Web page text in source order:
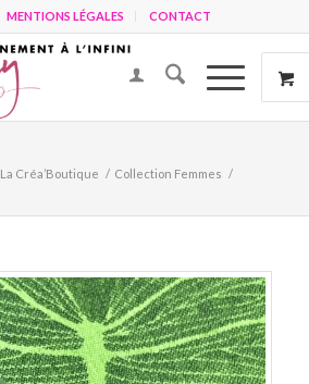
MENTIONS LÉGALES CONTACT
La Créa’Boutique / Collection Femmes /